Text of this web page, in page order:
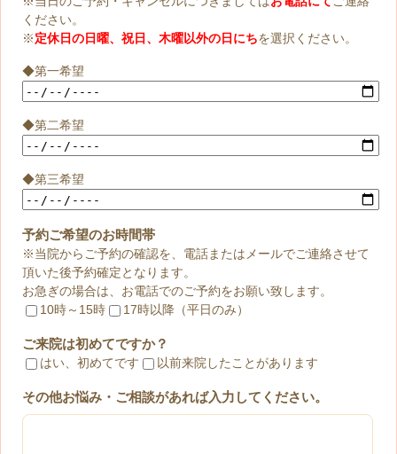
ください。
※定休日の日曜、祝日、木曜以外の日にちを選択ください。
◆第一希望
◆第二希望
◆第三希望
予約ご希望のお時間帯
※当院からご予約の確認を、電話またはメールでご連絡させて
頂いた後予約確定となります。
お急ぎの場合は、お電話でのご予約をお願い致します。
10時～15時
17時以降（平日のみ）
ご来院は初めてですか？
はい、初めてです 以前来院したことがあります
その他お悩み・ご相談があれば入力してください。